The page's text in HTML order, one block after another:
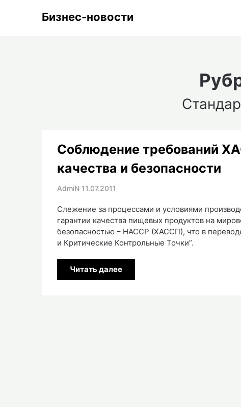
Бизнес-новости
Соблюдение требований
качества и безопасности
AdmiN 11.07.2011
Слежение за процессами и условиями
гарантии качества пищевых продуктов на
безопасностью – НАССР (ХАССП), что в
и Критические Контрольные Точки”.
Читать далее